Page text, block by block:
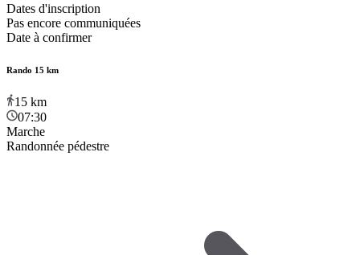
Dates d'inscription
Pas encore communiquées
Date à confirmer
Rando 15 km
15 km
07:30
Marche
Randonnée pédestre